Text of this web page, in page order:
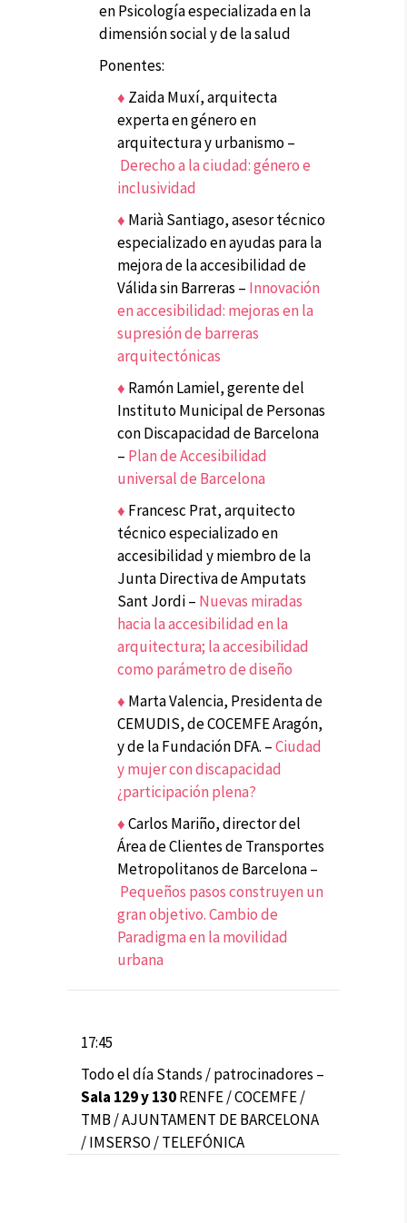
en Psicología especializada en la
dimensión social y de la salud
Ponentes:
♦ Zaida Muxí,arquitecta
experta en género en
arquitectura y urbanismo –
Derecho a la ciudad: género e
inclusividad
♦ Marià Santiago, asesor técnico
especializado en ayudas para la
mejora de la accesibilidad de
Válida sin Barreras – Innovación
en accesibilidad: mejoras en la
supresión de barreras
arquitectónicas
♦ Ramón Lamiel, gerente del
Instituto Municipal de Personas
con Discapacidad de Barcelona
– Plan de Accesibilidad
universal de Barcelona
♦ Francesc Prat, arquitecto
técnico especializado en
accesibilidad y miembro de la
Junta Directiva de Amputats
Sant Jordi – Nuevas miradas
hacia la accesibilidad en la
arquitectura; la accesibilidad
como parámetro de diseño
♦ Marta Valencia, Presidenta de
CEMUDIS, de COCEMFE Aragón,
y de la Fundación DFA. –Ciudad
y mujer con discapacidad
¿participación plena?
♦Carlos Mariño, director del
Área de Clientes de Transportes
Metropolitanos de Barcelona –
Pequeños pasos construyen un
gran objetivo. Cambio de
Paradigma en la movilidad
urbana
17:45
Todo el día Stands / patrocinadores –
Sala 129 y 130RENFE / COCEMFE /
TMB / AJUNTAMENT DE BARCELONA
/ IMSERSO / TELEFÓNICA